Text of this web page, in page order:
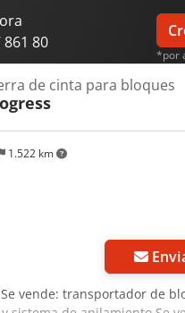
861 80
*por
1.522 km
de cinta para bloques
vende: transportador de